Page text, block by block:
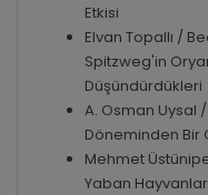
Etkisi
Elvan Topallı /
Spitzweg'in
Düşündürdükleri
A. Osman Uysal
Döneminden Bir
Mehmet
Yaban